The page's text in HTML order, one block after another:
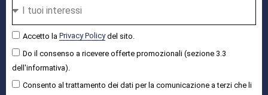
Accetto la Privacy Policydel sito.
Do il consenso a ricevere offerte promozionali (sezione 3.3
dell'informativa).
Consento al trattamento dei dati per la comunicazione a terzi che li